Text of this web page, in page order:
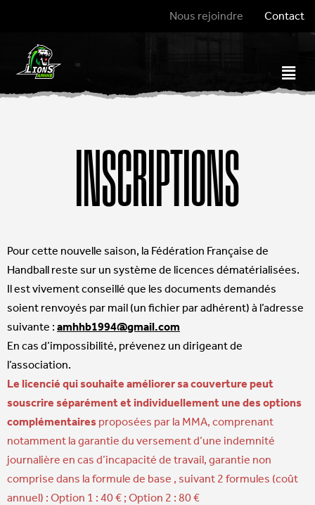
Nous rejoindre Contact
INSCRIPTIONS
Pour cette nouvelle saison, la Fédération Française de
Handball reste sur un système de licences dématérialisées.
Il est vivement conseillé que les documents demandés
soient renvoyés par mail (un fichier par adhérent) à l’adresse
suivante : amhhb1994@gmail.com
En cas d’impossibilité, prévenez un dirigeant de
l’association.
Le licencié qui souhaite améliorer sa couverture peut
souscrire séparément et individuellement une des options
complémentaires proposées par la MMA, comprenant
notamment la garantie du versement d’une indemnité
journalière en cas d’incapacité de travail, garantie non
comprise dans la formule de base , suivant 2 formules (coût
annuel) : Option 1 : 40 € ; Option 2 : 80 €